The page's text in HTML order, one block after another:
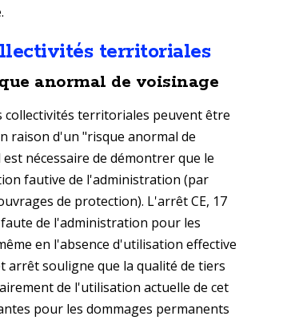
territoriales
anormal de voisinage
collectivités territoriales peuvent être
raison d'un "risque anormal de
nécessaire de démontrer que le
fautive de l'administration (par
de protection). L'arrêt CE, 17
de l'administration pour les
en l'absence d'utilisation effective
arrêt souligne que la qualité de tiers
de l'utilisation actuelle de cet
pour les dommages permanents